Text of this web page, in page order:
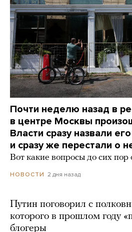
Почти неделю назад в
в центре Москвы
Власти сразу назвали
и сразу же перестали о
Вот какие вопросы до сих пор
НОВОСТИ 2 дня назад
Путин поговорил с
которого в прошлом году
блогеры